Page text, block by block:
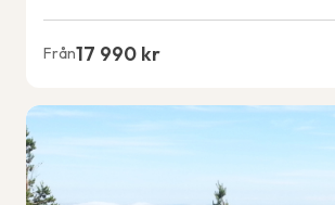
Från17 990 kr